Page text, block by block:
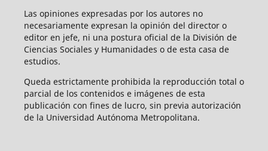
Las opiniones expresadas por los autores no
necesariamente expresan la opinión del director o
editor en jefe, ni una postura oficial de la División de
Ciencias Sociales y Humanidades o de esta casa de
estudios.
Queda estrictamente prohibida la reproducción total o
parcial de los contenidos e imágenes de esta
publicación con fines de lucro, sin previa autorización
de la Universidad Autónoma Metropolitana.